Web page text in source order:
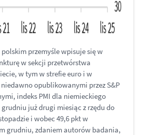
polskim przemyśle wpisuje się w
w sekcji przetwórstwa
w tym w strefie euro i w
opublikowanymi przez S&P
indeks PMI dla niemieckiego
już drugi miesiąc z rzędu do
i wobec 49,6 pkt w
grudniu, zdaniem autorów badania,